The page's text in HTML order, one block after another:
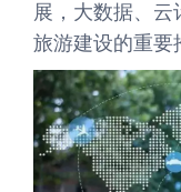
展，大数据、
旅游建设的重要